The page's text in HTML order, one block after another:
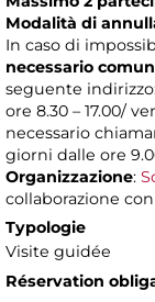
Modalità di
In caso di
necessario
seguente
ore 8.30 – 17.00/
necessario
giorni dalle ore
Organizzazione:
collaborazione con
Typologie
Visite guidée
Réservation